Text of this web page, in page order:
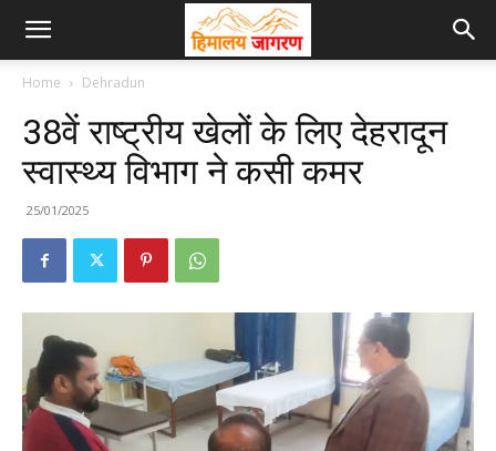
Home Dehradun
38वें राष्ट्रीय खेलों के लिए देहरादून
स्वास्थ्य विभाग ने कसी कमर
25/01/2025